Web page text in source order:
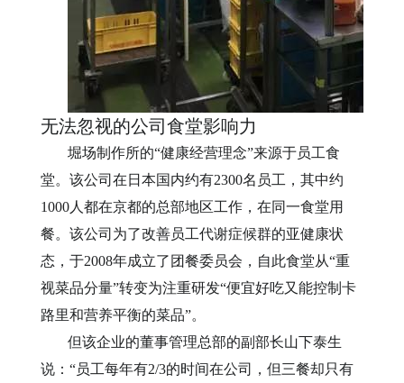
无法忽视的公司食堂影响力
堀场制作所的“健康经营理念”来源于员工食
堂。该公司在日本国内约有2300名员工，其中约
1000人都在京都的总部地区工作，在同一食堂用
餐。该公司为了改善员工代谢症候群的亚健康状
态，于2008年成立了团餐委员会，自此食堂从“重
视菜品分量”转变为注重研发“便宜好吃又能控制卡
路里和营养平衡的菜品”。
但该企业的董事管理总部的副部长山下泰生
说： “员工每年有2/3的时间在公司，但三餐却只有